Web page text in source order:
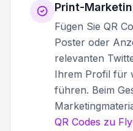
Print-
Fügen Sie QR
Poster oder
relevanten
Ihrem Profil für
führen. Beim
QR Codes zu